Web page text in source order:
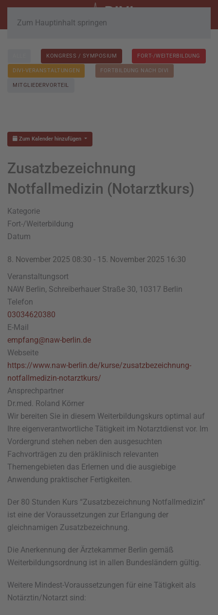
Zum Hauptinhalt springen
KONGRESS / SYMPOSIUM FORT-/WEITERBILDUNG
DIVI-VERANSTALTUNGEN FORTBILDUNG NACH DIVI
MITGLIEDERVORTEIL
Zum Kalender hinzufügen
Zusatzbezeichnung
Notfallmedizin (Notarztkurs)
Kategorie
Fort-/Weiterbildung
Datum
8. November 2025 08:30 - 15. November 2025 16:30
Veranstaltungsort
NAW Berlin, Schreiberhauer Straße 30, 10317 Berlin
Telefon
03034620380
E-Mail
empfang@naw-berlin.de
Webseite
https://www.naw-berlin.de/kurse/zusatzbezeichnung-
notfallmedizin-notarztkurs/
Ansprechpartner
Dr.med. Roland Körner
Wir bereiten Sie in diesem Weiterbildungskurs optimal auf
Ihre eigenverantwortliche Tätigkeit im Notarztdienst vor. Im
Vordergrund stehen neben den ausgesuchten
Fachvorträgen zu den präklinisch relevanten
Themengebieten das Erlernen und die ausgiebige
Anwendung praktischer Fertigkeiten.
Der 80 Stunden Kurs “Zusatzbezeichnung Notfallmedizin”
ist eine der Voraussetzungen zur Erlangung der
gleichnamigen Zusatzbezeichnung.
Die Anerkennung der Ärztekammer Berlin gemäß
Weiterbildungsordnung ist in allen Bundesländern gültig.
Weitere Mindest-Voraussetzungen für eine Tätigkeit als
Notärztin/Notarzt sind: